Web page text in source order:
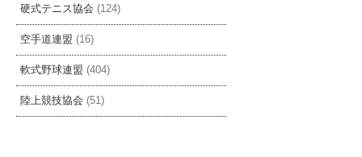
硬式テニス協会 (124)
空手道連盟 (16)
軟式野球連盟 (404)
陸上競技協会 (51)